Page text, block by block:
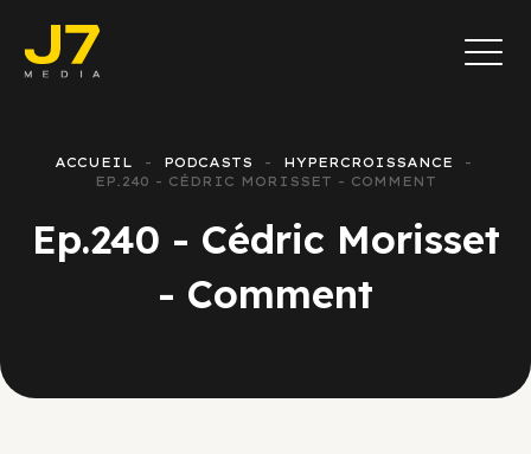
ACCUEIL PODCASTS
HYPERCROISSANCE
EP.240 - CÉDRIC MORISSET - COMMENT
Ep.240 - Cédric Morisset
- Comment